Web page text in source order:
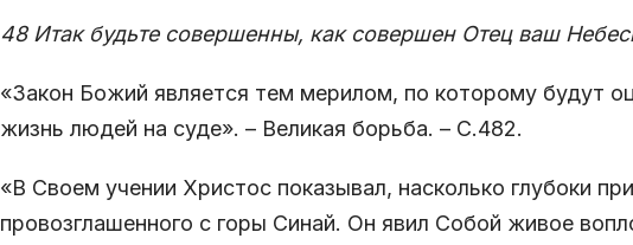
48 Итак будьте совершенны, как совершен Отец ваш
«Закон Божий является тем мерилом, по которому будут
жизнь людей на суде». – Великая борьба. – С.482.
«В Своем учении Христос показывал, насколько глубоки
провозглашенного с горы Синай. Он явил Собой живое